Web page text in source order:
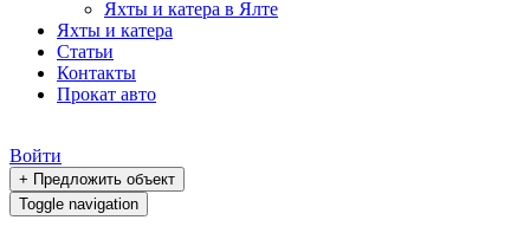
Яхты и катера в Ялте
Яхты и катера
Статьи
Контакты
Прокат авто
Войти
+ Предложить объект
Toggle navigation